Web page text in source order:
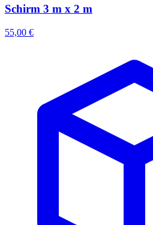
Schirm 3 m x 2 m
55,00 €